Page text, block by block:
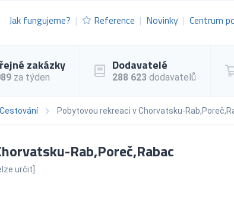
Jak fungujeme? Reference Novinky Centrum
zakázky
za týden
Dodavatelé
288 623 dodavatelů
Cestování Pobytovou rekreaci v Chorvatsku-
Rab,Poreč,Rabac
určit]